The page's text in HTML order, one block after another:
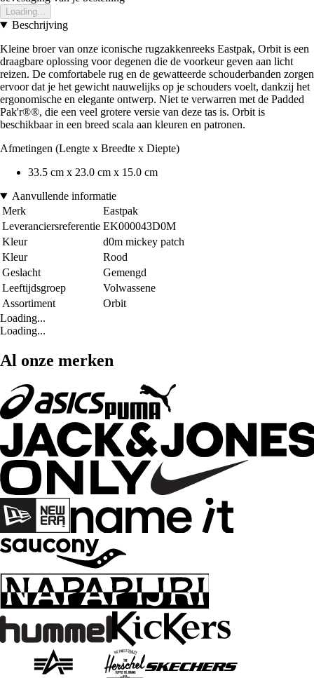
Loading...
Beschrijving
Kleine broer van onze iconische rugzakkenreeks Eastpak, Orbit is een
draagbare oplossing voor degenen die de voorkeur geven aan licht
reizen. De comfortabele rug en de gewatteerde schouderbanden zorgen
ervoor dat je het gewicht nauwelijks op je schouders voelt, dankzij het
ergonomische en elegante ontwerp. Niet te verwarren met de Padded
Pak'r®®, die een veel grotere versie van deze tas is. Orbit is
beschikbaar in een breed scala aan kleuren en patronen.
Afmetingen (Lengte x Breedte x Diepte)
33.5 cm x 23.0 cm x 15.0 cm
Aanvullende informatie
Merk
Eastpak
Leveranciersreferentie EK000043D0M
Kleur
d0m mickey patch
Kleur
Rood
Geslacht
Gemengd
Leeftijdsgroep
Volwassene
Assortiment
Orbit
Loading...
Loading...
Al onze merken